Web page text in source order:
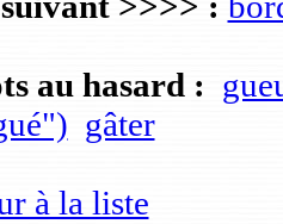
au hasard :
gâter
à la liste